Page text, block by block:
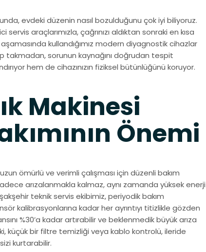
evdeki düzenin nasıl bozulduğunu çok iyi biliyoruz.
araçlarımızla, çağrınızı aldıktan sonraki en kısa
kullandığımız modern diyagnostik cihazlar
takmadan, sorunun kaynağını doğrudan tespit
hem de cihazınızın fiziksel bütünlüğünü koruyor.
Makinesi
Önemi
ömürlü ve verimli çalışması için düzenli bakım
arızalanmakla kalmaz, aynı zamanda yüksek enerji
teknik servis ekibimiz, periyodik bakım
kalibrasyonlarına kadar her ayrıntıyı titizlikle gözden
%30’a kadar artırabilir ve beklenmedik büyük arıza
küçük bir filtre temizliği veya kablo kontrolü, ileride
kurtarabilir.